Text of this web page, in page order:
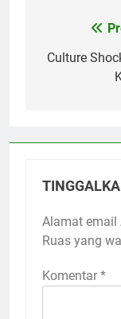
Navigasi
pos
Culture
Alamat email
Ruas yang
Komentar *